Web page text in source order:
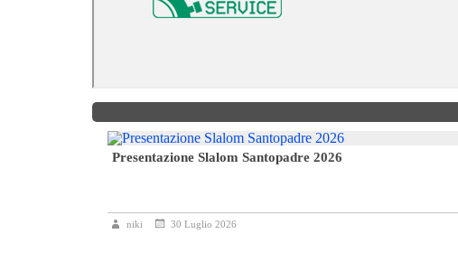
Presentazione Slalom Santopadre 2026
niki 30 Luglio 2026